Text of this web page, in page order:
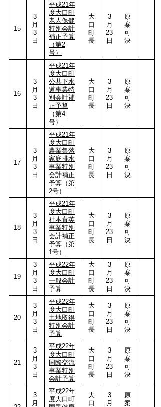
15
3
月
3
日
平成21年
度大口町
老人保健
特別会計
補正予算
（第2
号）
大
口
町
長
3
月
23
日
原
案
可
決
16
3
月
3
日
平成21年
度大口町
公共下水
道事業特
別会計補
正予算
（第4
号）
大
口
町
長
3
月
23
日
原
案
可
決
17
3
月
3
日
平成21年
度大口町
農業集落
家庭排水
事業特別
会計補正
予算（第
2号）
大
口
町
長
3
月
23
日
原
案
可
決
18
3
月
3
日
平成21年
度大口町
社本育英
事業特別
会計補正
予算（第
1号）
大
口
町
長
3
月
23
日
原
案
可
決
19
3
月
3
日
平成22年
度大口町
一般会計
予算
大
口
町
長
3
月
23
日
原
案
可
決
20
3
月
3
日
平成22年
度大口町
土地取得
特別会計
予算
大
口
町
長
3
月
23
日
原
案
可
決
21
3
月
3
日
平成22年
度大口町
国際交流
事業特別
会計予算
大
口
町
長
3
月
23
日
原
案
可
決
3
月
平成22年
度大口町
大
口
3
月
原
案